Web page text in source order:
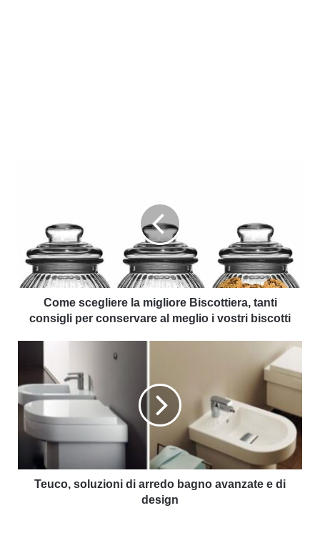
Come scegliere la migliore Biscottiera, tanti
consigli per conservare al meglio i vostri biscotti
Teuco, soluzioni di arredo bagno avanzate e di
design